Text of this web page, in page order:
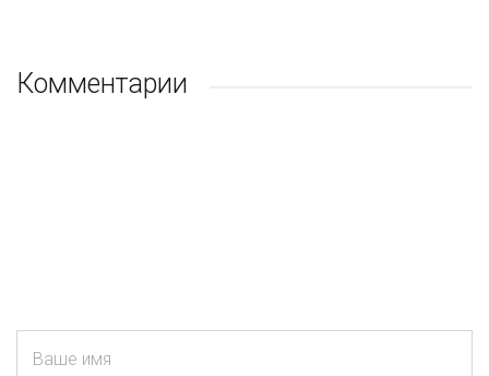
Комментарии
Ваше имя